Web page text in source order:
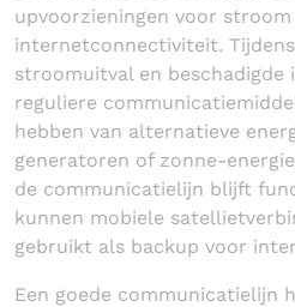
upvoorzieningen voor stroom
internetconnectiviteit.
stroomuitval en
reguliere
hebben van alternatieve
generatoren of zonne-
de communicatielijn blijft
kunnen mobiele
gebruikt als backup voor
Een goede communicatielijn